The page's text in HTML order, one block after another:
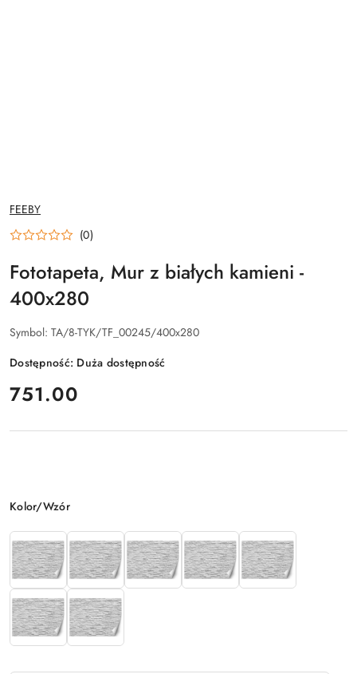
NAZWA
PRODUCENTA:
FEEBY
(0)
Fototapeta, Mur z białych kamieni -
400x280
Symbol: TA/8-TYK/TF_00245/400x280
Dostępność: Duża dostępność
cena:
751.00
Wariant
Kolor/Wzór